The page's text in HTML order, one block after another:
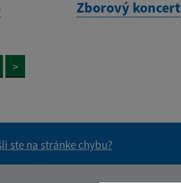
Zborový koncert
>
ste na stránke chybu?